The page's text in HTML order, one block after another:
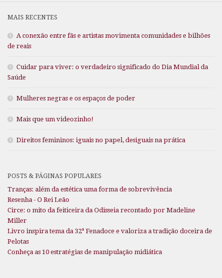
MAIS RECENTES
A conexão entre fãs e artistas movimenta comunidades e bilhões
de reais
Cuidar para viver: o verdadeiro significado do Dia Mundial da
Saúde
Mulheres negras e os espaços de poder
Mais que um videozinho!
Direitos femininos: iguais no papel, desiguais na prática
POSTS & PÁGINAS POPULARES
Tranças: além da estética uma forma de sobrevivência
Resenha - O Rei Leão
Circe: o mito da feiticeira da Odisseia recontado por Madeline
Miller
Livro inspira tema da 32ª Fenadoce e valoriza a tradição doceira de
Pelotas
Conheça as 10 estratégias de manipulação midiática